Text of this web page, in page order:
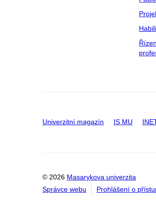
Univerzitní magazín IS MU
© 2026 Masarykova univerzita
Správce webu
Prohlášení o